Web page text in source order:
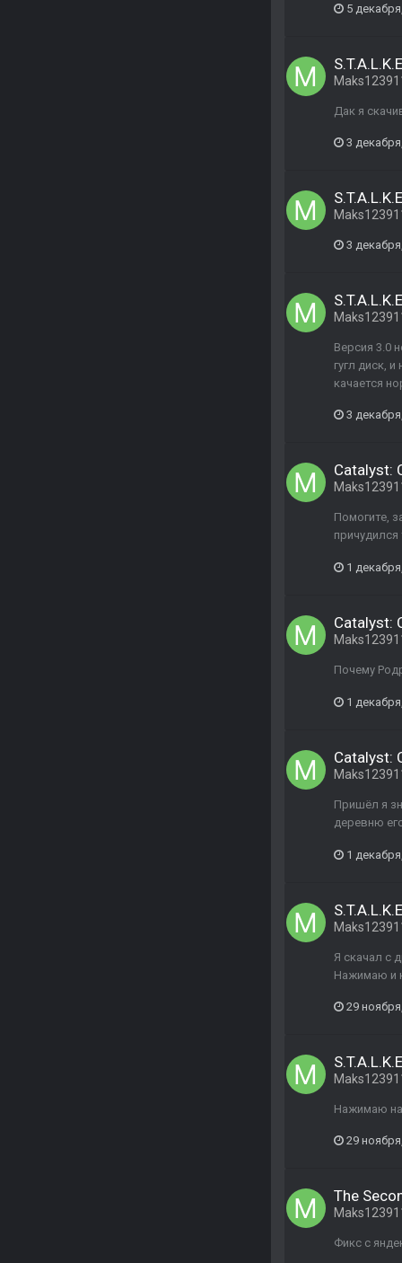
5
Дак я
3
3
Версия 3.0
гугл диск,
качается
3
Catalyst:
Помогите,
1
Catalyst:
Почему
1
Catalyst:
Пришёл я
деревню
1
Я скачал с
Нажимаю и
29
Нажимаю на
29
The
Фикс с